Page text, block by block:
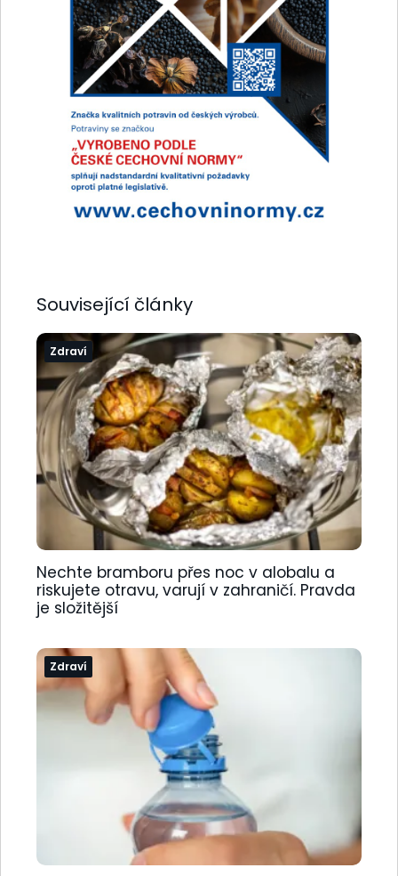
Související články
Zdraví
Nechte bramboru přes noc v alobalu a
riskujete otravu, varují v zahraničí. Pravda
je složitější
Zdraví